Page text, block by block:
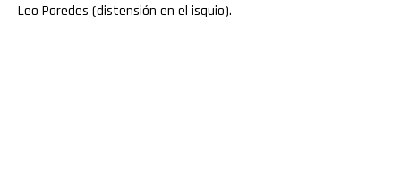
Leo Paredes (distensión en el isquio).